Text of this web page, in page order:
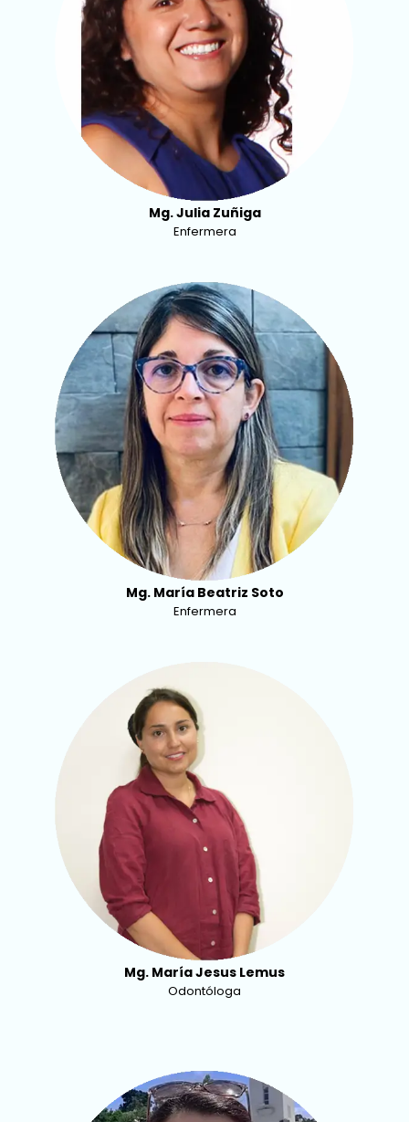
Mg. Julia Zuñiga
Enfermera
Mg. María Beatriz Soto
Enfermera
Mg. María Jesus Lemus
Odontóloga